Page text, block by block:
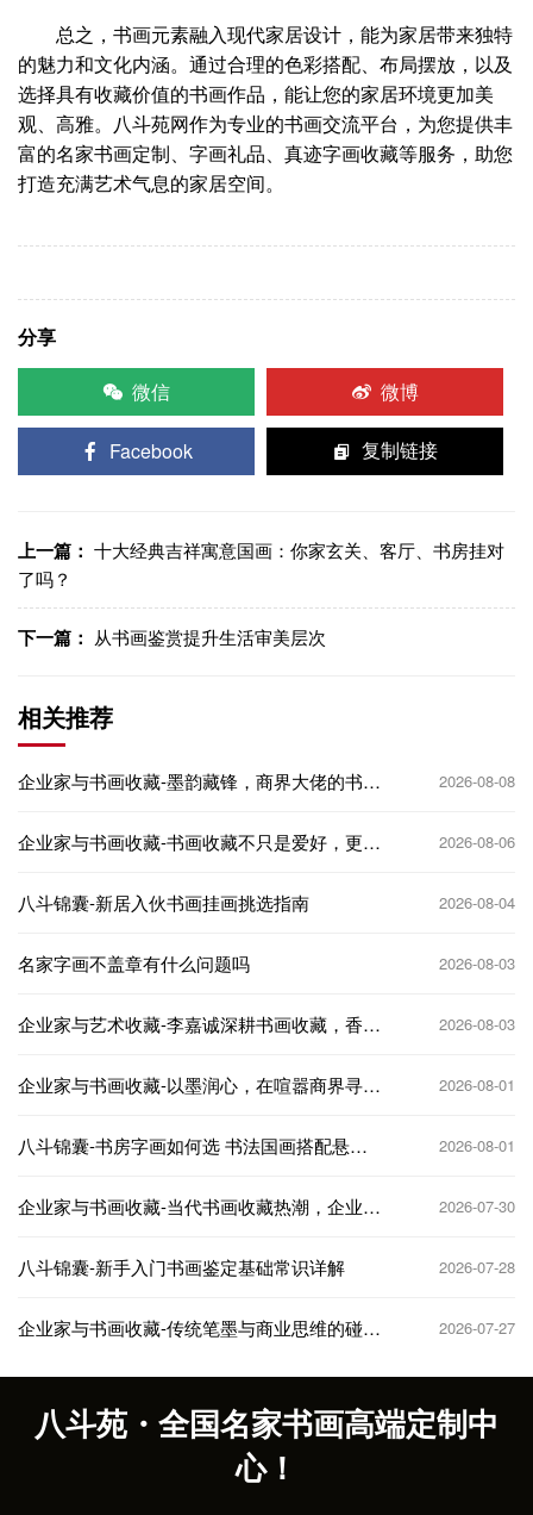
总之，书画元素融入现代家居设计，能为家居带来独特
的魅力和文化内涵。通过合理的色彩搭配、布局摆放，以及
选择具有收藏价值的书画作品，能让您的家居环境更加美
观、高雅。八斗苑网作为专业的书画交流平台，为您提供丰
富的名家书画定制、字画礼品、真迹字画收藏等服务，助您
打造充满艺术气息的家居空间。
分享
微信
微博
Facebook 复制链接
上一篇： 十大经典吉祥寓意国画：你家玄关、客厅、书房挂对
了吗？
下一篇： 从书画鉴赏提升生活审美层次
相关推荐
企业家与书画收藏-墨韵藏锋，商界大佬的书画
2026-08-08
企业家与书画收藏-书画收藏不只是爱好，更是
2026-08-06
八斗锦囊-新居入伙书画挂画挑选指南 2026-08-04
名家字画不盖章有什么问题吗 2026-08-03
企业家与艺术收藏-李嘉诚深耕书画收藏，香港
2026-08-03
企业家与书画收藏-以墨润心，在喧嚣商界寻得
2026-08-01
八斗锦囊-书房字画如何选 书法国画搭配悬挂
2026-08-01
企业家与书画收藏-当代书画收藏热潮，企业家
2026-07-30
八斗锦囊-新手入门书画鉴定基础常识详解 2026-07-28
企业家与书画收藏-传统笔墨与商业思维的碰
2026-07-27
八斗苑・全国名家书画高端定制中
心！